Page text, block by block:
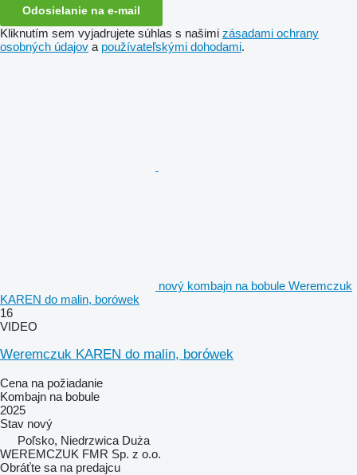
Odosielanie na e-mail
Kliknutím sem vyjadrujete súhlas s našimi zásadami ochrany
osobných údajov a používateľskými dohodami.
nový kombajn na bobule Weremczuk
KAREN do malin, borówek
16
VIDEO
Weremczuk KAREN do malin, borówek
Cena na požiadanie
Kombajn na bobule
2025
Stav nový
Poľsko, Niedrzwica Duża
WEREMCZUK FMR Sp. z o.o.
Obráťte sa na predajcu